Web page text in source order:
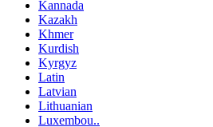
Kannada
Kazakh
Khmer
Kurdish
Kyrgyz
Latin
Latvian
Lithuanian
Luxembou..